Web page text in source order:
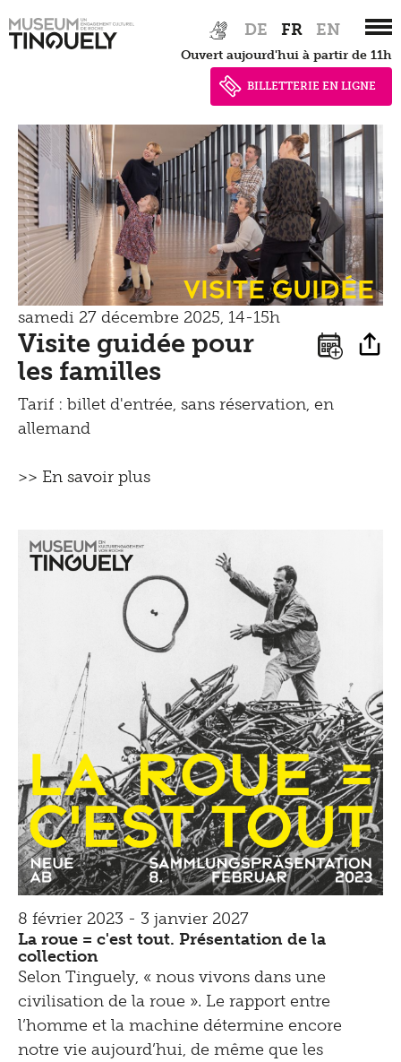
Hauptnavigation
to
DE FR EN
Ouvert aujourd'hui à partir de 11h
BILLETTERIE EN LIGNE
Apprendre
Entendre
Documents de presse
Shop
Visite guidée
samedi 27 décembre 2025, 14-15h
Visite guidée pour
les familles
Tarif : billet d'entrée, sans réservation, en
allemand
>> En savoir plus
8 février 2023 - 3 janvier 2027
La roue = c'est tout. Présentation de la
collection
Selon Tinguely, « nous vivons dans une
civilisation de la roue ». Le rapport entre
l’homme et la machine détermine encore
notre vie aujourd’hui, de même que les